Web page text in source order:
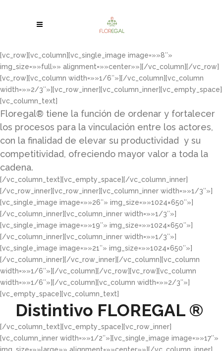
[vc_row][vc_column][vc_single_image image=»»8″»
img_size=»»full»» alignment=»»center»»][/vc_column][/vc_row]
[vc_row][vc_column width=»»1/6″»][/vc_column][vc_column
width=»»2/3″»][vc_row_inner][vc_column_inner][vc_empty_space]
[vc_column_text]
Floregal® tiene la función de ordenar y fortalecer
los procesos para la vinculación entre los actores,
con la finalidad de elevar su productividad y su
competitividad, ofreciendo mayor valor a toda la
cadena.
[/vc_column_text][vc_empty_space][/vc_column_inner]
[/vc_row_inner][vc_row_inner][vc_column_inner width=»»1/3″»]
[vc_single_image image=»»26″» img_size=»»1024×650″»]
[/vc_column_inner][vc_column_inner width=»»1/3″»]
[vc_single_image image=»»19″» img_size=»»1024×650″»]
[/vc_column_inner][vc_column_inner width=»»1/3″»]
[vc_single_image image=»»21″» img_size=»»1024×650″»]
[/vc_column_inner][/vc_row_inner][/vc_column][vc_column
width=»»1/6″»][/vc_column][/vc_row][vc_row][vc_column
width=»»1/6″»][/vc_column][vc_column width=»»2/3″»]
[vc_empty_space][vc_column_text]
Distintivo FLOREGAL ®
[/vc_column_text][vc_empty_space][vc_row_inner]
[vc_column_inner width=»»1/2″»][vc_single_image image=»»17″»